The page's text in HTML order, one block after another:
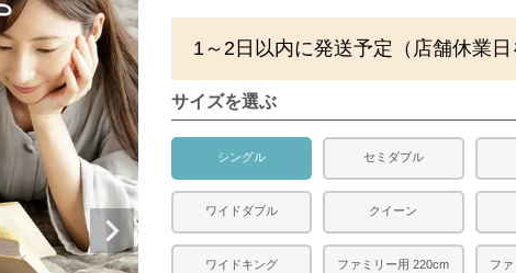
1～2日以内に発送予定（店舗休業日
サイズを選ぶ
シングル セミダブル
ワイドダブル クイーン
ワイドキング ファミリー用 220cm フ